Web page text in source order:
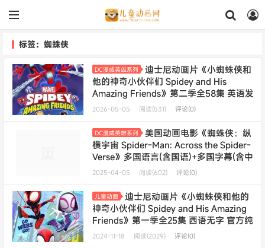
标签：蜘蛛侠
DC漫威英雄系列
迪士尼动画片《小蜘蛛侠和
他的神奇小伙伴们 Spidey and His
Amazing Friends》第二季全58集 英语发
音+多国字幕(含中文) 官方纯净无水印版
2026-05-05 阅读(531) 评论(0)
DC漫威英雄系列
美国动画电影《蜘蛛侠：纵
横宇宙 Spider-Man: Across the Spider-
Verse》多国语言(含国语)+多国字幕(含中
文) 官方纯净无水印版 540P/MKV/5.85G
2025-04-05 阅读(602) 评论(0)
儿童动画
迪士尼动画片《小蜘蛛侠和他的
神奇小伙伴们 Spidey and His Amazing
Friends》第一季全25集 西语无字 官方纯
净无水印版 1080P/MKV/31.4G 动画片小
2024-11-18 阅读(2029) 评论(0)